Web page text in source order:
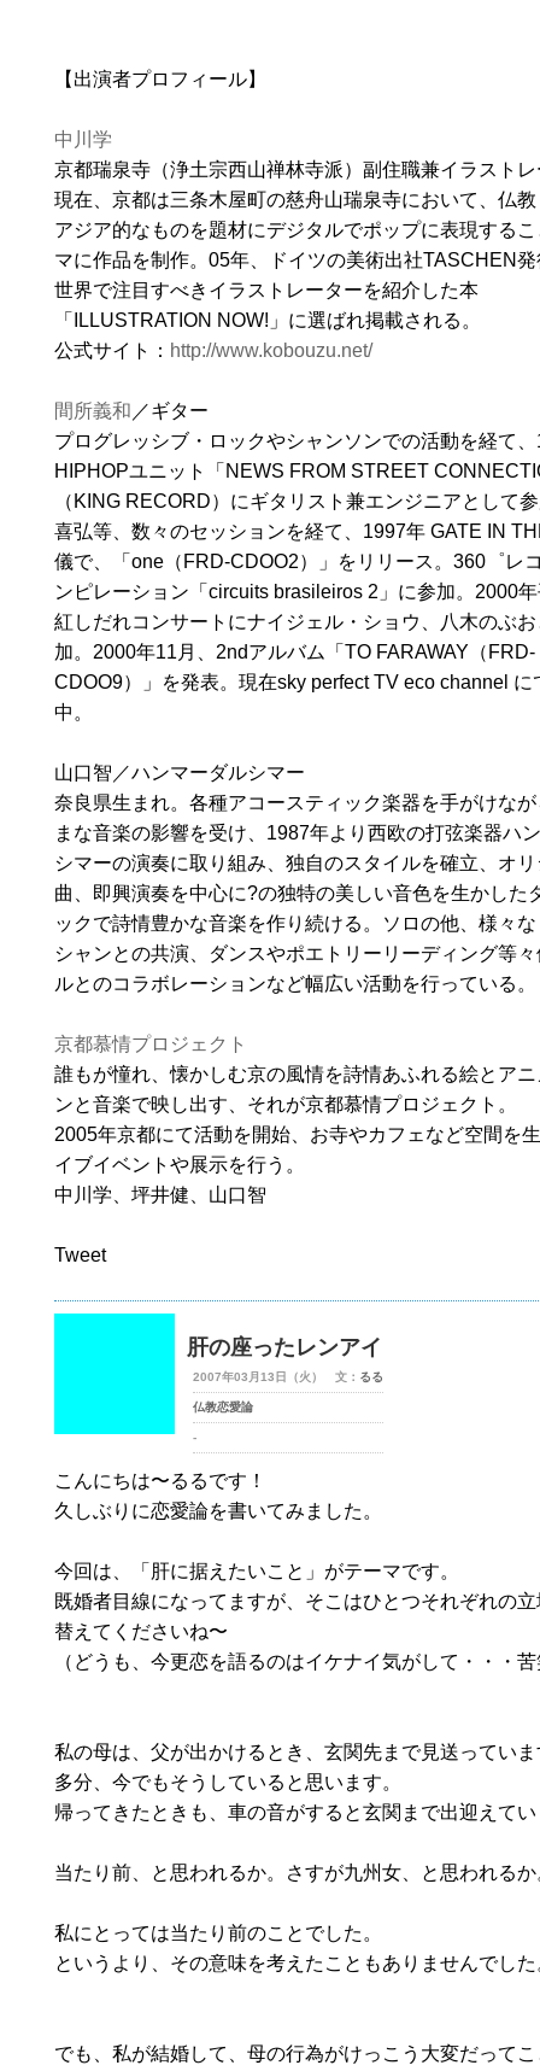
【出演者プロフィール】
中川学
京都瑞泉寺（浄土宗西山禅林寺派）副住職兼イラスト
現在、京都は三条木屋町の慈舟山瑞泉寺において、仏
アジア的なものを題材にデジタルでポップに表現する
マに作品を制作。05年、ドイツの美術出社TASCHEN
世界で注目すべきイラストレーターを紹介した本
「ILLUSTRATION NOW!」に選ばれ掲載される。
公式サイト： http://www.kobouzu.net/
間所義和 ／ギター
プログレッシブ・ロックやシャンソンでの活動を経て
HIPHOPユニット「NEWS FROM STREET
（KING RECORD）にギタリスト兼エンジニアとして
喜弘等、数々のセッションを経て、1997年 GATE IN
儀で、「one（FRD-CDOO2）」をリリース。360゜レ
ンピレーション「circuits brasileiros 2」に参加。2000
紅しだれコンサートにナイジェル・ショウ、八木のぶ
加。2000年11月、2ndアルバム「TO FARAWAY（FRD-
CDOO9）」を発表。現在sky perfect TV eco channel に
中。
山口智／ハンマーダルシマー
奈良県生まれ。各種アコースティック楽器を手がけな
まな音楽の影響を受け、1987年より西欧の打弦楽器ハ
シマーの演奏に取り組み、独自のスタイルを確立、オ
曲、即興演奏を中心に?の独特の美しい音色を生かした
ックで詩情豊かな音楽を作り続ける。ソロの他、様々
シャンとの共演、ダンスやポエトリーリーディング等
ルとのコラボレーションなど幅広い活動を行っている。
京都慕情プロジェクト
誰もが憧れ、懐かしむ京の風情を詩情あふれる絵とア
ンと音楽で映し出す、それが京都慕情プロジェクト。
2005年京都にて活動を開始、お寺やカフェなど空間を
イブイベントや展示を行う。
中川学、坪井健、山口智
Tweet
肝の座ったレンアイ
2007年03月13日（火） 文： るる
仏教恋愛論
-
こんにちは〜るるです！
久しぶりに恋愛論を書いてみました。
今回は、「肝に据えたいこと」がテーマです。
既婚者目線になってますが、そこはひとつそれぞれの
替えてくださいね〜
（どうも、今更恋を語るのはイケナイ気がして・・・
私の母は、父が出かけるとき、玄関先まで見送ってい
多分、今でもそうしていると思います。
帰ってきたときも、車の音がすると玄関まで出迎えて
当たり前、と思われるか。さすが九州女、と思われる
私にとっては当たり前のことでした。
というより、その意味を考えたこともありませんでし
でも、私が結婚して、母の行為がけっこう大変だって